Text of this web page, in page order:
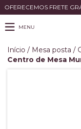
OFERECEMOS FRETE
MENU
Início / Mesa posta /
Centro de Mesa